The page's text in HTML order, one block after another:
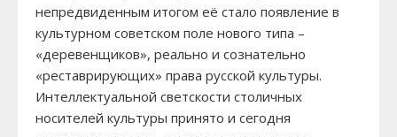
непредвиденным итогом её стало появление в
культурном советском поле нового типа –
«деревенщиков», реально и сознательно
«реставрирующих» права русской культуры.
Интеллектуальной светскости столичных
носителей культуры принято и сегодня